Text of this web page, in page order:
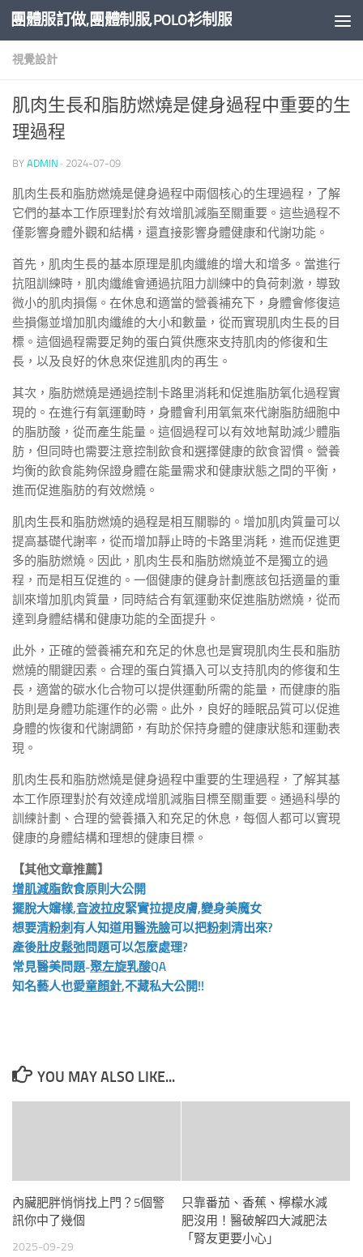
Skip to content
團體服訂做,團體制服,POLO衫制服
視覺設計
肌肉生長和脂肪燃燒是健身過程中重要的生
理過程
BY ADMIN · 2024-07-09
肌肉生長和脂肪燃燒是健身過程中兩個核心的生理過程，了解
它們的基本工作原理對於有效增肌減脂至關重要。這些過程不
僅影響身體外觀和結構，還直接影響身體健康和代謝功能。
首先，肌肉生長的基本原理是肌肉纖維的增大和增多。當進行
抗阻訓練時，肌肉纖維會通過抗阻力訓練中的負荷刺激，導致
微小的肌肉損傷。在休息和適當的營養補充下，身體會修復這
些損傷並增加肌肉纖維的大小和數量，從而實現肌肉生長的目
標。這個過程需要足夠的蛋白質供應來支持肌肉的修復和生
長，以及良好的休息來促進肌肉的再生。
其次，脂肪燃燒是通過控制卡路里消耗和促進脂肪氧化過程實
現的。在進行有氧運動時，身體會利用氧氣來代謝脂肪細胞中
的脂肪酸，從而產生能量。這個過程可以有效地幫助減少體脂
肪，但同時也需要注意控制飲食和選擇健康的飲食習慣。營養
均衡的飲食能夠保證身體在能量需求和健康狀態之間的平衡，
進而促進脂肪的有效燃燒。
肌肉生長和脂肪燃燒的過程是相互關聯的。增加肌肉質量可以
提高基礎代謝率，從而增加靜止時的卡路里消耗，進而促進更
多的脂肪燃燒。因此，肌肉生長和脂肪燃燒並不是獨立的過
程，而是相互促進的。一個健康的健身計劃應該包括適量的重
訓來增加肌肉質量，同時結合有氧運動來促進脂肪燃燒，從而
達到身體結構和健康功能的全面提升。
此外，正確的營養補充和充足的休息也是實現肌肉生長和脂肪
燃燒的關鍵因素。合理的蛋白質攝入可以支持肌肉的修復和生
長，適當的碳水化合物可以提供運動所需的能量，而健康的脂
肪則是身體功能運作的必需。此外，良好的睡眠品質可以促進
身體的恢復和代謝調節，有助於保持身體的健康狀態和運動表
現。
肌肉生長和脂肪燃燒是健身過程中重要的生理過程，了解其基
本工作原理對於有效達成增肌減脂目標至關重要。通過科學的
訓練計劃、合理的營養攝入和充足的休息，每個人都可以實現
健康的身體結構和理想的健康目標。
【其他文章推薦】
增肌減脂飲食原則大公開
擺脫大嬸樣,音波拉皮緊實拉提皮膚,變身美魔女
想要清粉刺 有人知道用醫洗臉可以把粉刺 清出來?
產後肚皮鬆弛問題可以怎麼處理?
常見醫美問題-聚左旋乳酸QA
知名藝人也愛童顏針,不藏私大公開!!
YOU MAY ALSO LIKE...
內臟肥胖悄悄找上門？5個警
訊你中了幾個
2025-09-29
只靠番茄、香蕉、檸檬水減
肥沒用！醫破解四大減肥法
「腎友更要小心」